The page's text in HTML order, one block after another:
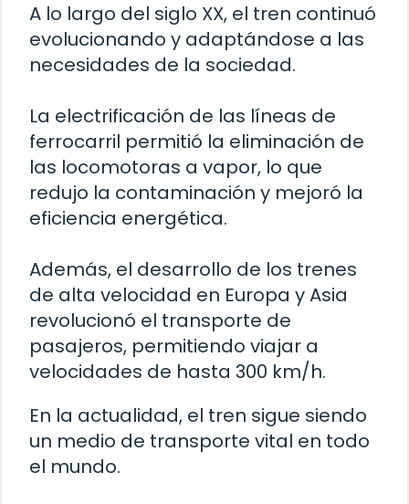
A lo largo del siglo XX, el tren continuó
evolucionando y adaptándose a las
necesidades de la sociedad.
La electrificación de las líneas de
ferrocarril permitió la eliminación de
las locomotoras a vapor, lo que
redujo la contaminación y mejoró la
eficiencia energética.
Además, el desarrollo de los trenes
de alta velocidad en Europa y Asia
revolucionó el transporte de
pasajeros, permitiendo viajar a
velocidades de hasta 300 km/h.
En la actualidad, el tren sigue siendo
un medio de transporte vital en todo
el mundo.